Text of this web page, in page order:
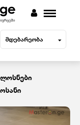
მდებარეობა